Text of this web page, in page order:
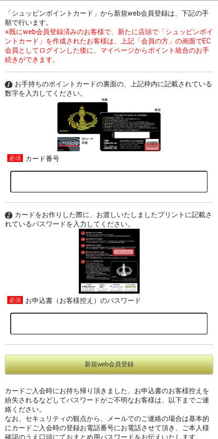
「シュッピンポイントカード」から新規web会員登録は、下記の手
順で行います。
※既にweb会員登録済みのお客様で、新たに店頭で「シュッピンポイ
ントカード」を作成されたお客様は、上記「会員の方」の画面でEC
会員としてログインした後に、マイページからポイント統合のお手
続きができます。
お手持ちのポイントカードの裏面の、上記枠内に記載されている
数字を入力してください。
カード番号
カードをお作りした際に、お渡しいたしましたプリントに記載さ
れているパスワードを入力してください。
お申込書（お客様控え）のパスワード
カードご入会時にお持ち帰り頂きました、お申込書のお客様控えを
紛失されるなどしてパスワードがご不明なお客様は、以下までご連
絡ください。
なお、セキュリティの観点から、メールでのご連絡の場合は基本的
にカードご入会時の登録お電話番号にお電話させて頂き、ご本人様
確認のうえ口頭にておまとめ用パスワードをお伝えいたします。